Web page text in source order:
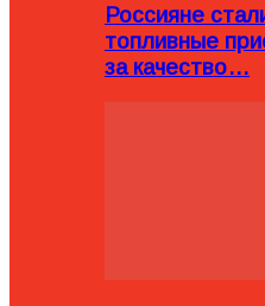
Россияне
топливные
за качество…